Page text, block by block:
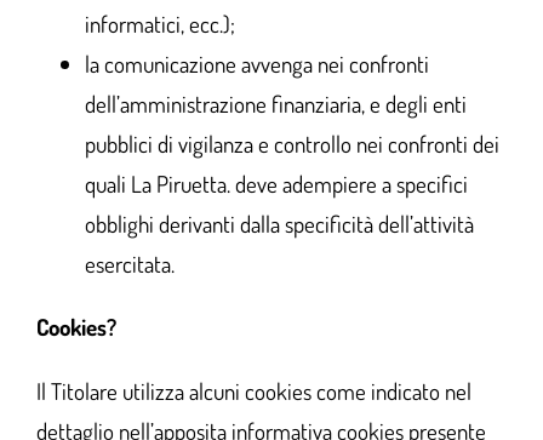
informatici, ecc.);
la comunicazione avvenga nei confronti
dell’amministrazione finanziaria, e degli enti
pubblici di vigilanza e controllo nei confronti dei
quali La Piruetta. deve adempiere a specifici
obblighi derivanti dalla specificità dell’attività
esercitata.
Cookies?
Il Titolare utilizza alcuni cookies come indicato nel
dettaglio nell’apposita informativa cookies presente